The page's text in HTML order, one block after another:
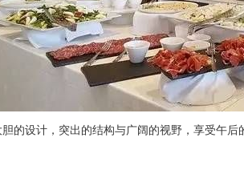
设计，突出的结构与广阔的视野，享受午后